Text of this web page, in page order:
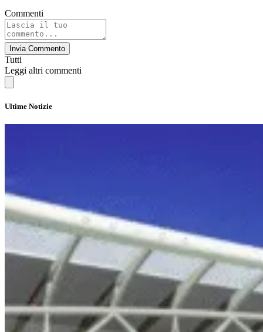
Commenti
Invia Commento
Tutti
Leggi altri commenti
Ultime Notizie